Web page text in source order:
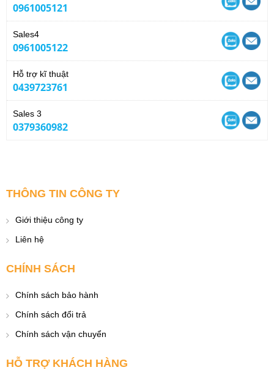
0961005121
Sales4
0961005122
Hỗ trợ kĩ thuật
0439723761
Sales 3
0379360982
THÔNG TIN CÔNG TY
Giới thiệu công ty
Liên hệ
CHÍNH SÁCH
Chính sách bảo hành
Chính sách đổi trả
Chính sách vận chuyển
HỖ TRỢ KHÁCH HÀNG